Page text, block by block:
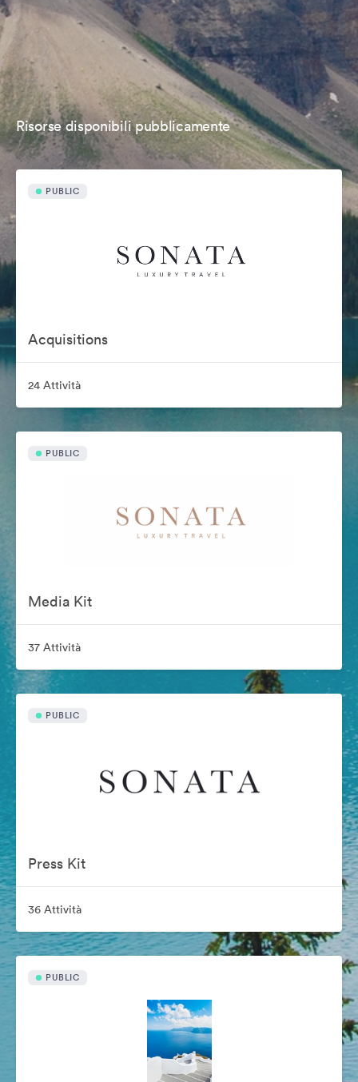
Risorse disponibili pubblicamente
PUBLIC
Acquisitions
24 Attività
PUBLIC
Media Kit
37 Attività
PUBLIC
Press Kit
36 Attività
PUBLIC